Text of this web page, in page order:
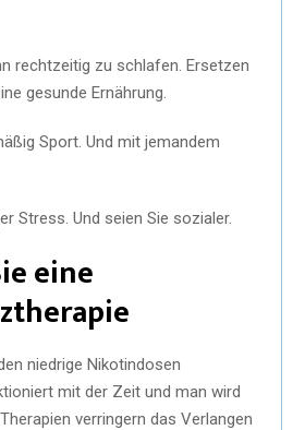
rechtzeitig zu schlafen. Ersetzen
gesunde Ernährung.
Sport. Und mit jemandem
Stress. Und seien Sie sozialer.
eine
niedrige Nikotindosen
mit der Zeit und man wird
verringern das Verlangen